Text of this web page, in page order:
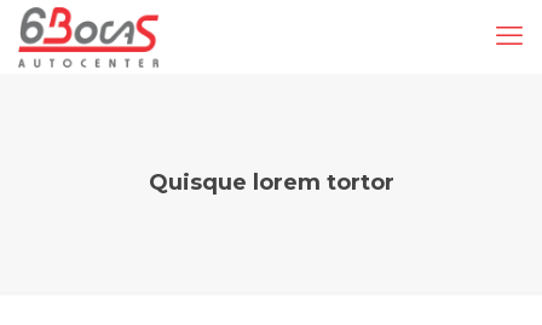
Quisque lorem tortor